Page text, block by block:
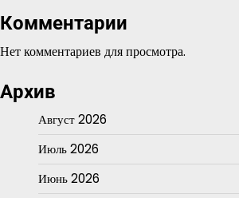
Комментарии
Нет комментариев для просмотра.
Архив
Август 2026
Июль 2026
Июнь 2026